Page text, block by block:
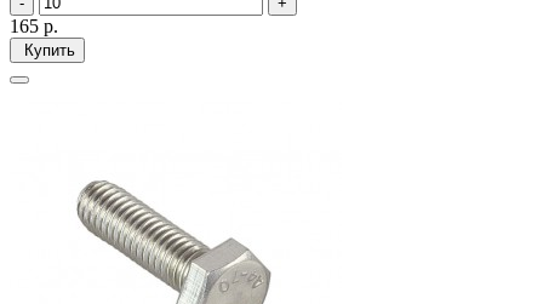
165 р.
Купить